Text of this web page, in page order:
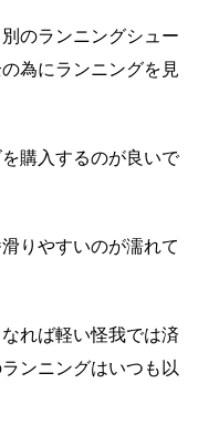
のランニングシュー
為にランニングを見
購入するのが良いで
りやすいのが濡れて
れば軽い怪我では済
ンニングはいつも以